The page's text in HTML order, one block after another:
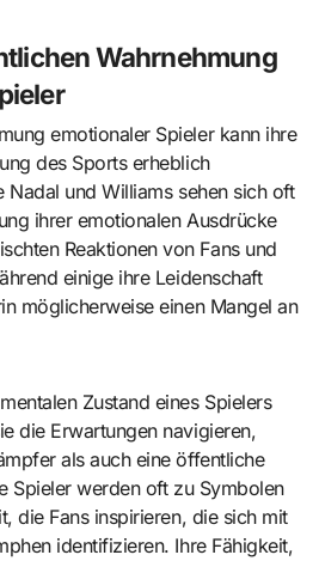
Wahrnehmung
emotionaler Spieler kann ihre
des Sports erheblich
Nadal und Williams sehen sich oft
ihrer emotionalen Ausdrücke
Reaktionen von Fans und
einige ihre Leidenschaft
möglicherweise einen Mangel an
Zustand eines Spielers
die Erwartungen navigieren,
als auch eine öffentliche
Spieler werden oft zu Symbolen
die Fans inspirieren, die sich mit
identifizieren. Ihre Fähigkeit,